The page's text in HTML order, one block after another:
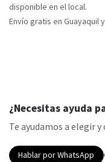
disponible en el local.
Envío gratis en Guayaquil
¿Necesitas ayuda
Te ayudamos a elegir
Hablar por WhatsApp